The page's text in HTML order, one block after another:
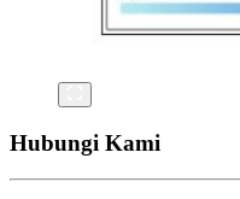
Hubungi Kami